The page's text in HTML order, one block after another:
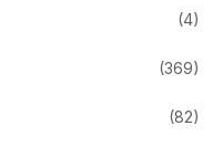
(4)
(369)
(82)